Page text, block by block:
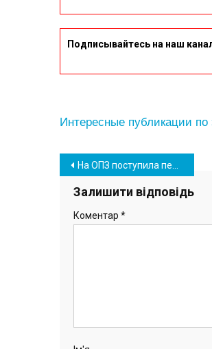
Подписывайтесь на наш
Интересные публикации по
Навігація
записів
На ОПЗ поступила первая партия новой спецодежды улучшенного качества
Залишити відповідь
Коментар *